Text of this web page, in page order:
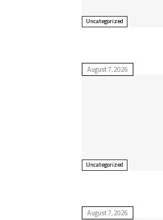
Uncategorized
August 7, 2026
Uncategorized
August 7, 2026